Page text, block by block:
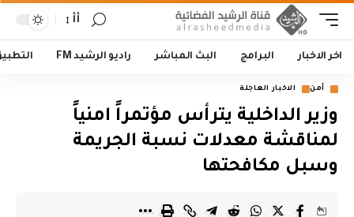
أأ
اخر الاخبار البرامج البث المباشر راديو الرشيد FM
أمن الاخبار العاجلة
وزير الداخلية يترأس مؤتمراً امنياً
لمناقشة معدلات نسبة الجريمة
وسبل مكافحتها